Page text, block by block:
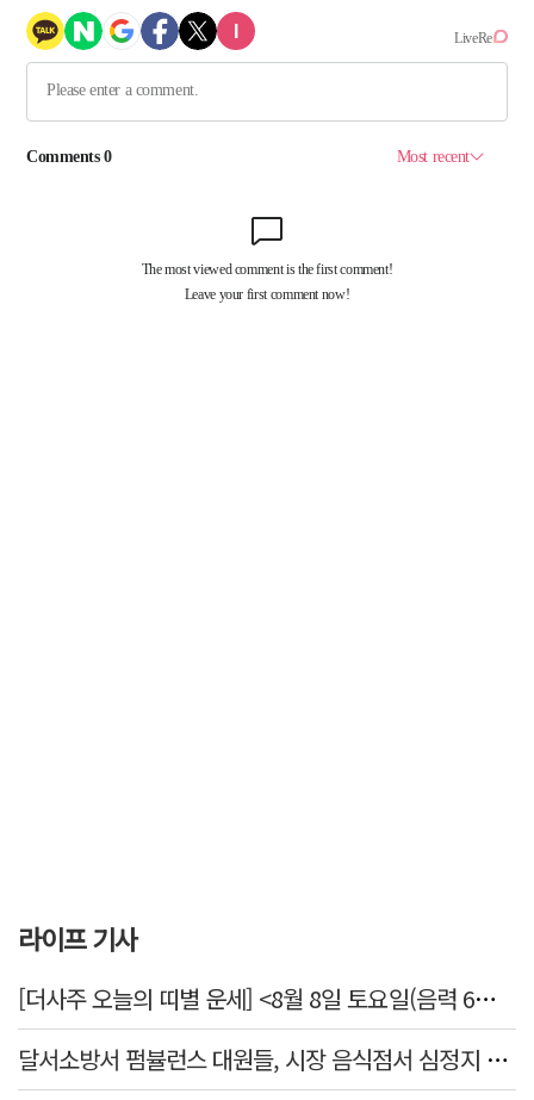
라이프 기사
[더사주 오늘의 띠별 운세] <8월 8일 토요일(음력 6월26일)>
달서소방서 펌뷸런스 대원들, 시장 음식점서 심정지 환자 생명 살려